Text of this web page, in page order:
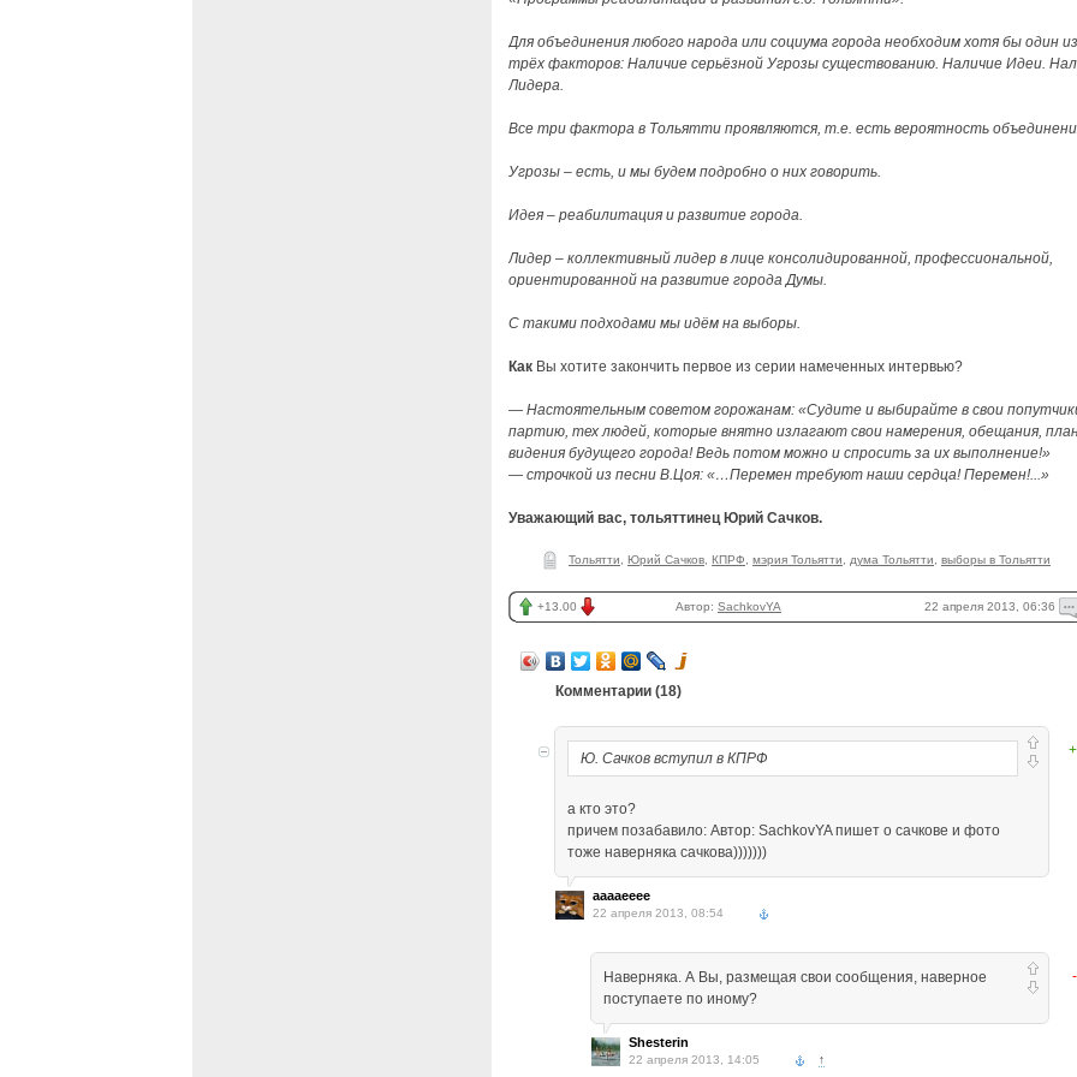
Для объединения любого народа или социума города необходим хотя бы один из
трёх факторов: Наличие серьёзной Угрозы существованию. Наличие Идеи.
Лидера.
Все три фактора в Тольятти проявляются, т.е. есть вероятность
Угрозы – есть, и мы будем подробно о них говорить.
Идея – реабилитация и развитие города.
Лидер – коллективный лидер в лице консолидированной, профессиональной,
ориентированной на развитие города Думы.
С такими подходами мы идём на выборы.
Как Вы хотите закончить первое из серии намеченных интервью?
— Настоятельным советом горожанам: «Судите и выбирайте в свои
партию, тех людей, которые внятно излагают свои намерения, обещания,
видения будущего города! Ведь потом можно и спросить за их выполнение!»
— строчкой из песни В.Цоя: «…Перемен требуют наши сердца! Перемен!...»
Уважающий вас, тольяттинец Юрий Сачков.
Тольятти Юрий Сачков КПРФ мэрия Тольятти дума Тольятти выборы в Тольятти
+13.00 Автор: SachkovYA 22 апреля 2013, 06:36
Комментарии (18)
Ю. Сачков вступил в КПРФ
а кто это?
причем позабавило: Автор: SachkovYA пишет о сачкове и фото
тоже наверняка сачкова)))))))
aaaaeeee
22 апреля 2013, 08:54
Наверняка. А Вы, размещая свои сообщения, наверное
поступаете по иному?
Shesterin
22 апреля 2013, 14:05 ↑